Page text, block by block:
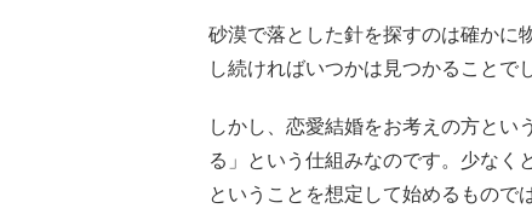
砂漠で落とした針を探すのは確かに
し続ければいつかは見つかることで
しかし、恋愛結婚をお考えの方とい
る」という仕組みなのです。少なく
ということを想定して始めるもので